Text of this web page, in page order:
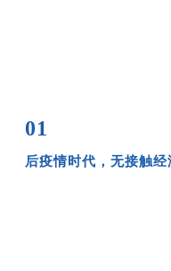
01
后疫情时代，无接触